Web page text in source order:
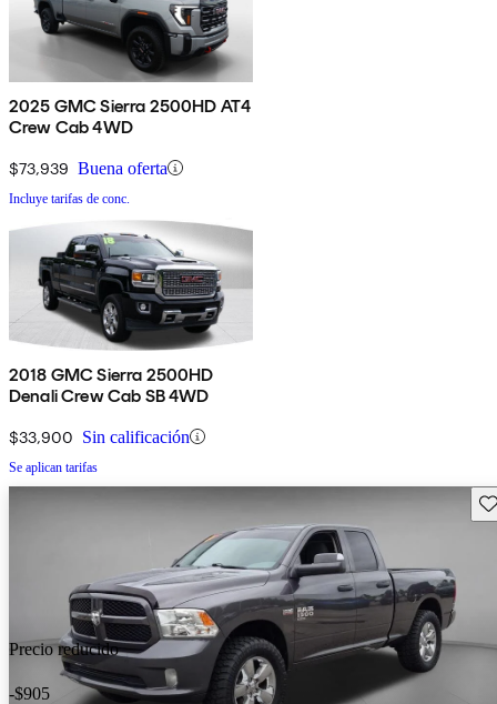
2025 GMC Sierra 2500HD AT4
Crew Cab 4WD
$73,939 Buena oferta
Incluye tarifas de conc.
2018 GMC Sierra 2500HD
Denali Crew Cab SB 4WD
$33,900 Sin calificación
Se aplican tarifas
Precio reducido
-$905